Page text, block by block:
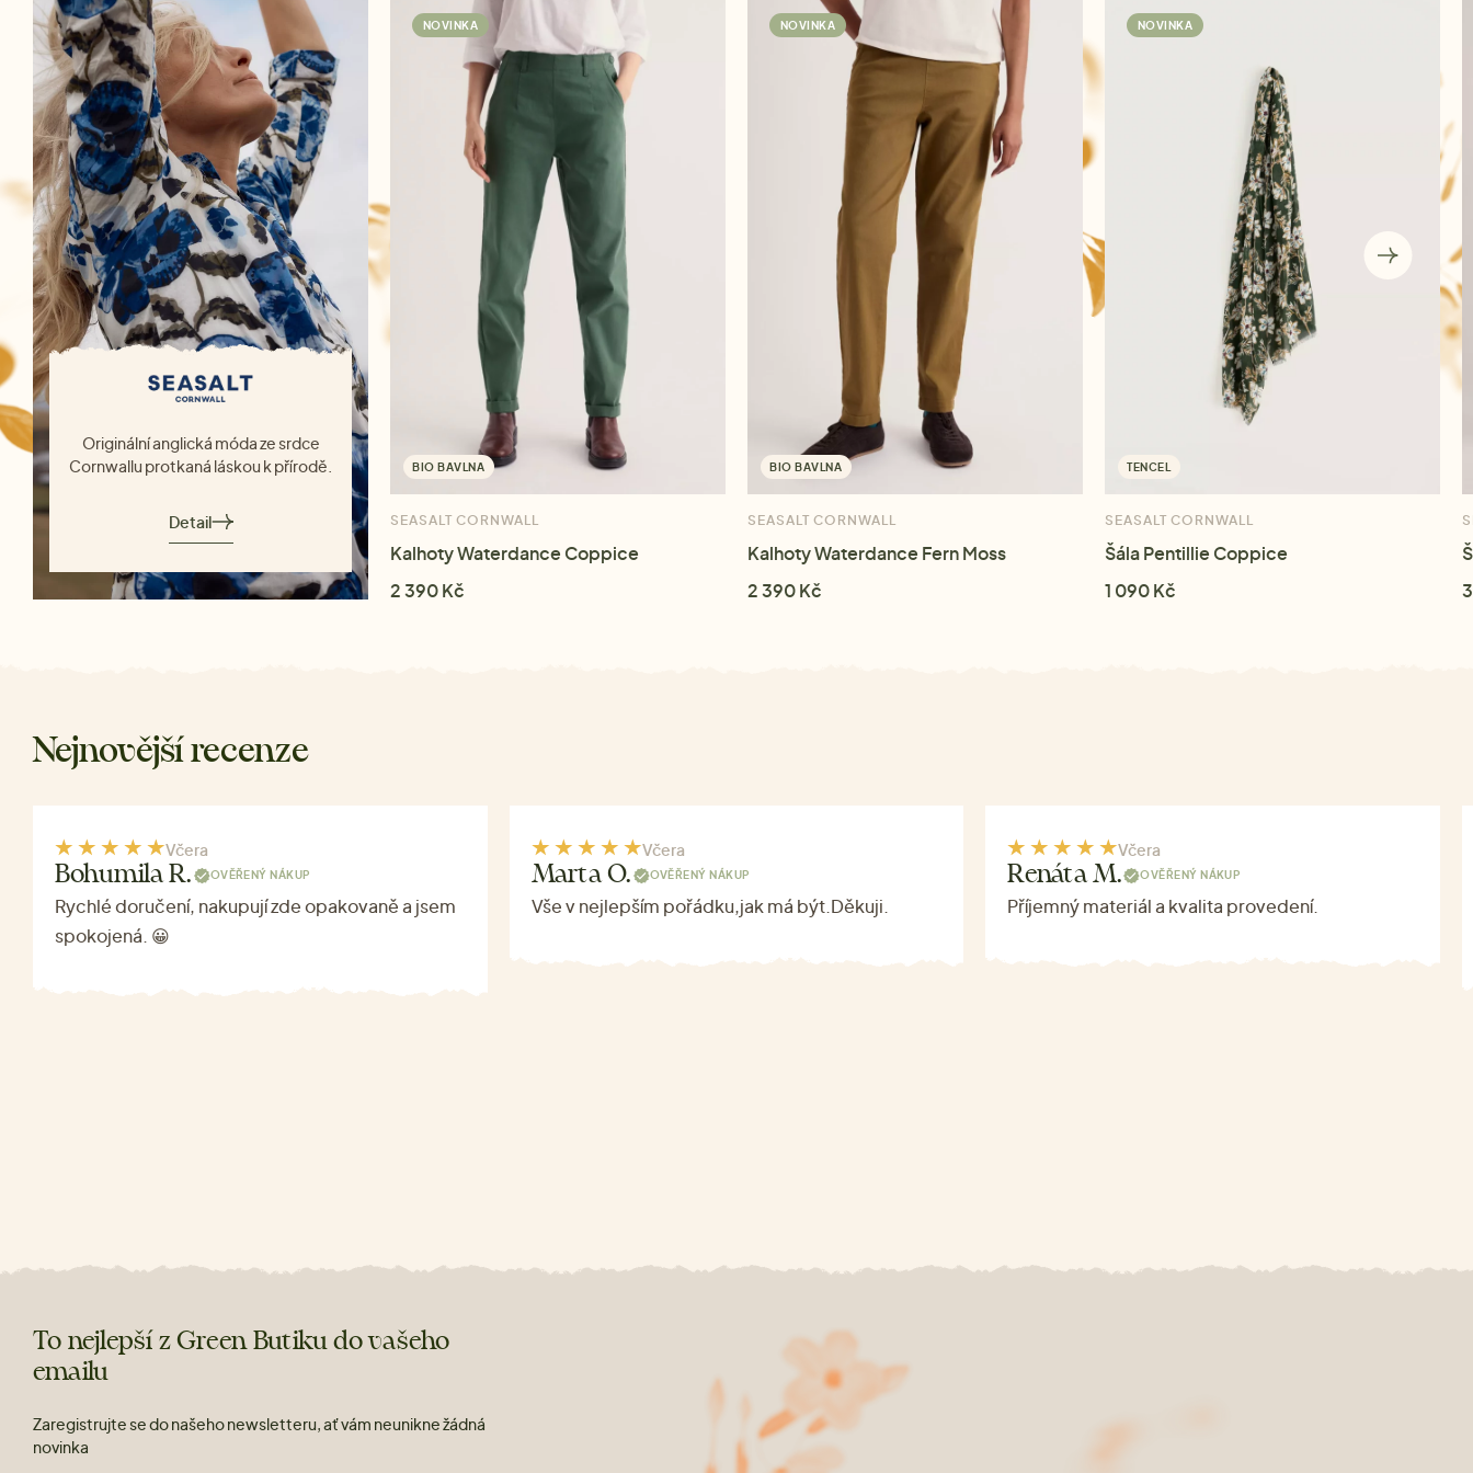
Originální anglická móda ze srdce
Cornwallu protkaná láskou k přírodě.
Detail
NOVINKA
BIO BAVLNA
SEASALT CORNWALL
Kalhoty Waterdance Coppice
2 390 Kč
NOVINKA
BIO BAVLNA
SEASALT CORNWALL
Kalhoty Waterdance Fern Moss
2 390 Kč
NOVINKA
TENCEL
SEASALT CORNWALL
Šála Pentillie Coppice
1 090 Kč
Nejnovější recenze
Včera
Bohumila R. OVĚŘENÝ NÁKUP
Rychlé doručení, nakupují zde opakovaně a jsem
spokojená. 😀
Včera
Marta O. OVĚŘENÝ NÁKUP
Vše v nejlepším pořádku,jak má být.Děkuji.
Včera
Renáta M. OVĚŘENÝ NÁKUP
Příjemný materiál a kvalita provedení.
To nejlepší z Green Butiku do vašeho
emailu
Zaregistrujte se do našeho newsletteru, ať vám neunikne žádná
novinka